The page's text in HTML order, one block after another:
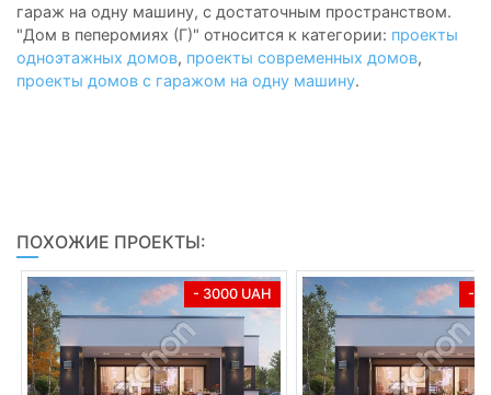
гараж на одну машину, с достаточным пространством.
"Дом в пеперомиях (Г)" относится к категории: проекты
одноэтажных домов, проекты современных домов,
проекты домов с гаражом на одну машину.
ПОХОЖИЕ ПРОЕКТЫ:
- 3000 UAH -